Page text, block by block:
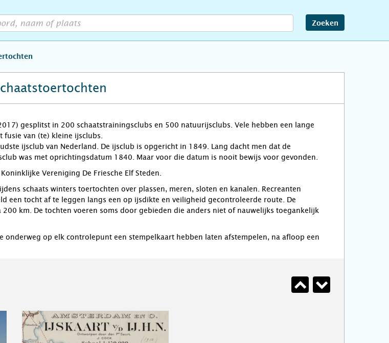
Zoeken
gesplitst in 200 schaatstrainingsclubs en 500 natuurijsclubs. Vele hebben een lange
van (te) kleine ijsclubs.
ijsclub van Nederland. De ijsclub is opgericht in 1849. Lang dacht men dat de
was met oprichtingsdatum 1840. Maar voor die datum is nooit bewijs voor gevonden.
Vereniging De Friesche Elf Steden.
schaats winters toertochten over plassen, meren, sloten en kanalen. Recreanten
een tocht af te leggen langs een op ijsdikte en veiligheid gecontroleerde route. De
km. De tochten voeren soms door gebieden die anders niet of nauwelijks toegankelijk
onderweg op elk controlepunt een stempelkaart hebben laten afstempelen, na afloop een